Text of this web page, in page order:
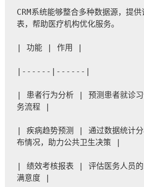
CRM系统能够整合多种数据源，提
表，帮助医疗机构优化服务。
| 功能 | 作用 |
|------|------|
| 患者行为分析 | 预测患者就诊习
务流程 |
| 疾病趋势预测 | 通过数据统计分
布情况，助力公共卫生决策 |
| 绩效考核报表 | 评估医务人员的
满意度 |